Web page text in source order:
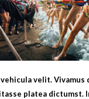
velit. Vivamus
platea